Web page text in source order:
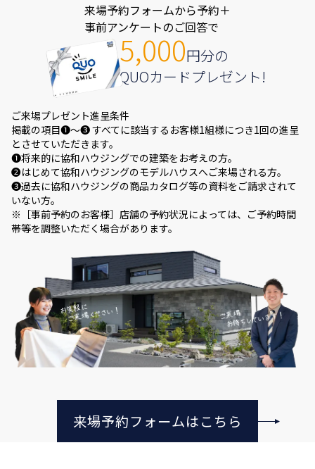
5,000円分の
QUOカードプレゼント!
来場予約フォームから予約＋
事前アンケートのご回答で
ご来場プレゼント進呈条件
掲載の項目❶～❸ すべてに該当するお客様1組様につき1回の進呈
とさせていただきます。
❶将来的に協和ハウジングでの建築をお考えの方。
❷はじめて協和ハウジングのモデルハウスへご来場される方。
❸過去に協和ハウジングの商品カタログ等の資料をご請求されて
いない方。
※［事前予約のお客様］店舗の予約状況によっては、ご予約時間
帯等を調整いただく場合があります。
来場予約フォームはこちら